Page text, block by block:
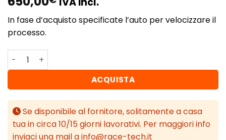
In fase d’acquisto specificate l’auto per velocizzare il
processo.
Concaver CVR9 20x10,5 ET25 5x112 Gloss Bronze quantità
ACQUISTA
Se disponibile al fornitore, solitamente a casa
tua in circa 10/15 giorni lavorativi. Per maggiori info
inviaci una mail a info@race-tech.it